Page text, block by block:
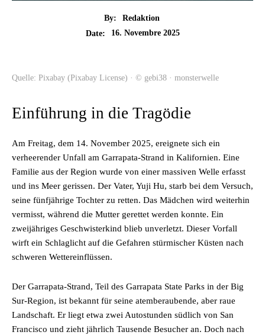
By:
Redaktion
Date:
16. Novembre 2025
Quelle: Pixabay (Pixabay License) · © gebi38 · monsterwelle
Einführung in die Tragödie
Am Freitag, dem 14. November 2025, ereignete sich ein
verheerender Unfall am Garrapata-Strand in Kalifornien. Eine
Familie aus der Region wurde von einer massiven Welle erfasst
und ins Meer gerissen. Der Vater, Yuji Hu, starb bei dem Versuch,
seine fünfjährige Tochter zu retten. Das Mädchen wird weiterhin
vermisst, während die Mutter gerettet werden konnte. Ein
zweijähriges Geschwisterkind blieb unverletzt. Dieser Vorfall
wirft ein Schlaglicht auf die Gefahren stürmischer Küsten nach
schweren Wettereinflüssen.
Der Garrapata-Strand, Teil des Garrapata State Parks in der Big
Sur-Region, ist bekannt für seine atemberaubende, aber raue
Landschaft. Er liegt etwa zwei Autostunden südlich von San
Francisco und zieht jährlich Tausende Besucher an. Doch nach